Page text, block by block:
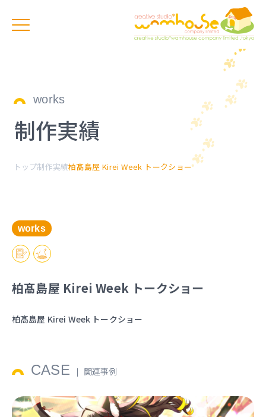
works
制作実績
トップ制作実績柏髙島屋 Kirei Week トークショー
works
柏髙島屋 Kirei Week トークショー
柏髙島屋 Kirei Week トークショー
CASE 関連事例